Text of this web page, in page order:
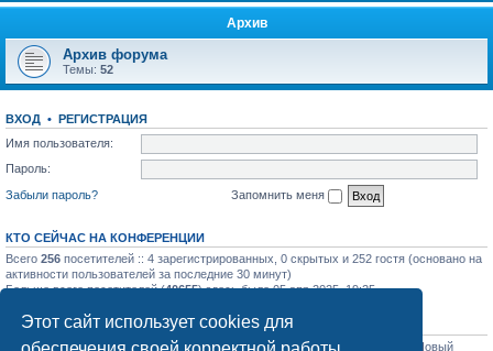
Этот сайт использует cookies для
Архив
Архив форума
Темы: 52
ВХОД • РЕГИСТРАЦИЯ
Имя пользователя:
Пароль:
Забыли пароль?
Запомнить меня
КТО СЕЙЧАС НА КОНФЕРЕНЦИИ
Всего 256 посетителей :: 4 зарегистрированных, 0 скрытых и 252 гостя (основано на
активности пользователей за последние 30 минут)
Больше всего посетителей (40655) здесь было 05 апр 2025, 19:25
СТАТИСТИКА
Всего сообщений:31758• Всего тем:1129• Всего пользователей: • Новый